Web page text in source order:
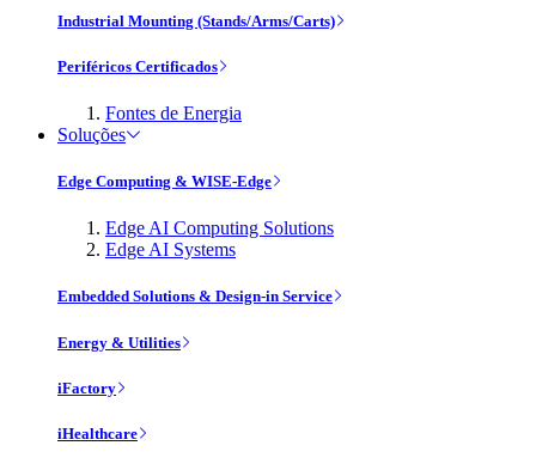
Industrial Mounting (Stands/Arms/Carts)
Periféricos Certificados
Fontes de Energia
Soluções
Edge Computing & WISE-Edge
Edge AI Computing Solutions
Edge AI Systems
Embedded Solutions & Design-in Service
Energy & Utilities
iFactory
iHealthcare